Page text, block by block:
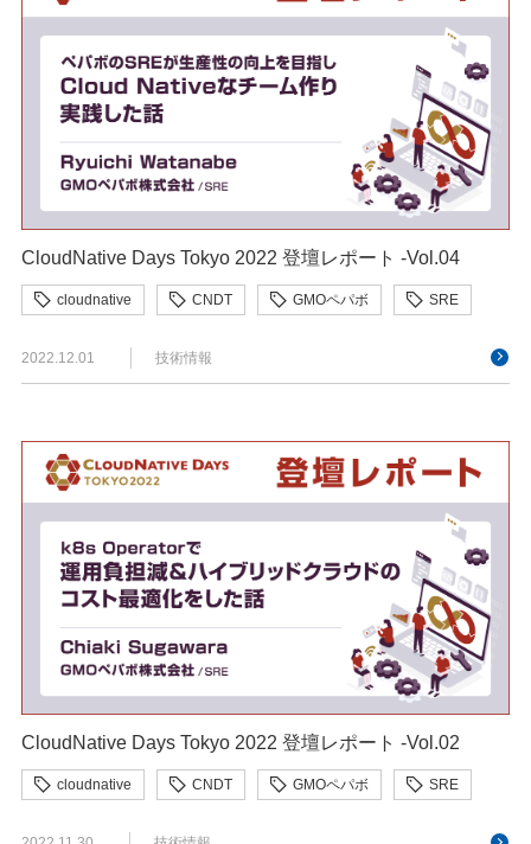
CloudNative Days Tokyo 2022 登壇レポート -Vol.04
cloudnative CNDT GMOペパボ SRE
2022.12.01 技術情報
CloudNative Days Tokyo 2022 登壇レポート -Vol.02
cloudnative CNDT GMOペパボ SRE